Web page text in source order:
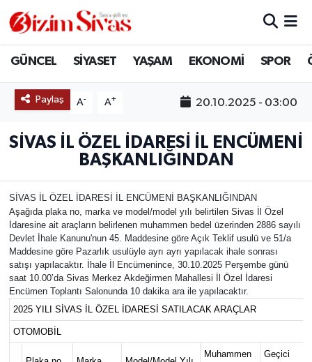
GÜNCEL SİYASET YAŞAM EKONOMİ SPOR
Paylaş A- A+ 20.10.2025 - 03:00
SİVAS İL ÖZEL İDARESİ İL ENCÜMENİ
BAŞKANLIĞINDAN
SİVAS İL ÖZEL İDARESİ İL ENCÜMENİ BAŞKANLIĞINDAN
Aşağıda plaka no, marka ve model/model yılı belirtilen Sivas İl Özel
İdaresine ait araçların belirlenen muhammen bedel üzerinden 2886 sayılı
Devlet İhale Kanunu'nun 45. Maddesine göre Açık Teklif usulü ve 51/a
Maddesine göre Pazarlık usulüyle ayrı ayrı yapılacak ihale sonrası
satışı yapılacaktır. İhale İl Encümenince, 30.10.2025 Perşembe günü
saat 10.00’da Sivas Merkez Akdeğirmen Mahallesi İl Özel İdaresi
Encümen Toplantı Salonunda 10 dakika ara ile yapılacaktır.
2025 YILI SİVAS İL ÖZEL İDARESİ SATILACAK ARAÇLAR
OTOMOBİL
Muhammen
Geçici
ARAMIZDAN AYRILANLAR
ASAYİŞ
EĞİTİM
EKONOMİ
GÜNCEL
KÜLTÜR
MAGAZİN
Sivas Nöbetçi Eczaneler
Sivas Hava Durumu
Sivas Trafik Yoğunluk Haritası
Süper Lig Puan Durumu ve Fikstür
Tüm Manşetler
Son Dakika Haberleri
Haber Arşivi